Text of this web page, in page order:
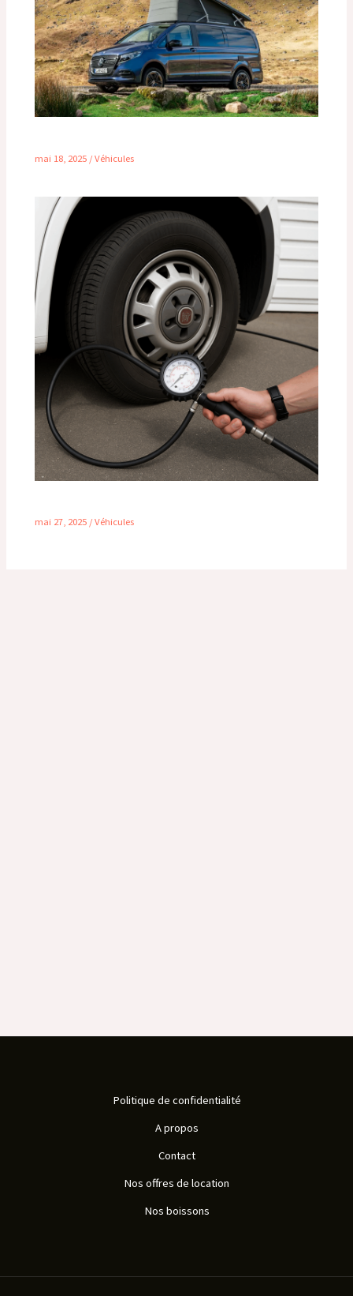
mai 18, 2025 /Véhicules
mai 27, 2025 /Véhicules
Politique de confidentialité
A propos
Contact
Nos offres de location
Nos boissons